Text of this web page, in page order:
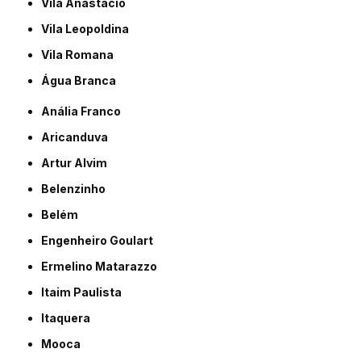
Vila Anastácio
Vila Leopoldina
Vila Romana
Água Branca
Anália Franco
Aricanduva
Artur Alvim
Belenzinho
Belém
Engenheiro Goulart
Ermelino Matarazzo
Itaim Paulista
Itaquera
Mooca